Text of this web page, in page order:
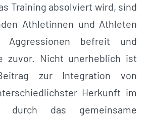
Training absolviert wird, sind
Athletinnen und Athleten
Aggressionen befreit und
zuvor. Nicht unerheblich ist
zur Integration von
Herkunft im
durch das gemeinsame